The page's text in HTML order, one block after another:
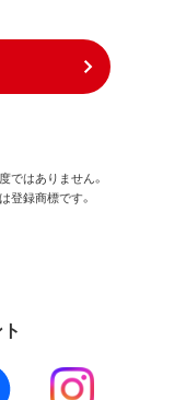
ではありません。
登録商標です。